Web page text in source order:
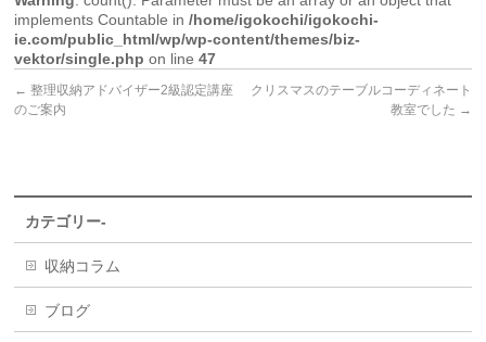
implements Countable in/home/igokochi/igokochi-
ie.com/public_html/wp/wp-content/themes/biz-
vektor/single.php on line47
← 整理収納アドバイザー2級認定講座
のご案内
クリスマスのテーブルコーディネート
教室でした →
カテゴリー-
収納コラム
ブログ